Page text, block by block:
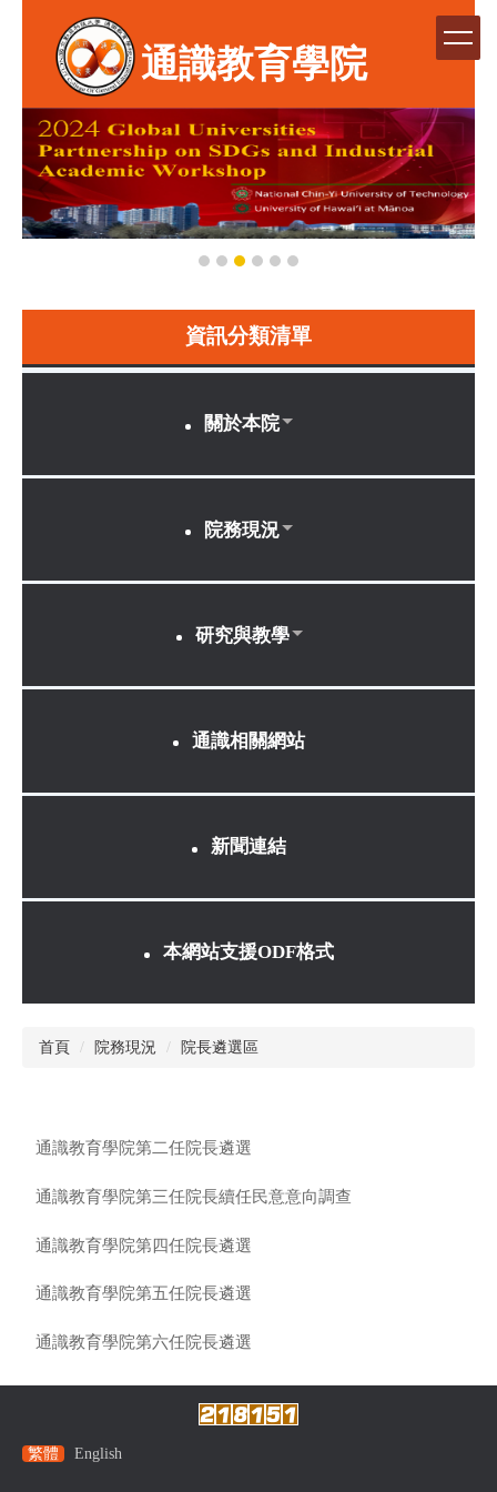
內
通識教育學院
資訊分類清單
關於本院
院務現況
研究與教學
通識相關網站
新聞連結
本網站支援ODF格式
首頁 院務現況 院長遴選區
通識教育學院第二任院長遴選
通識教育學院第三任院長續任民意意向調查
通識教育學院第四任院長遴選
通識教育學院第五任院長遴選
通識教育學院第六任院長遴選
繁體 English